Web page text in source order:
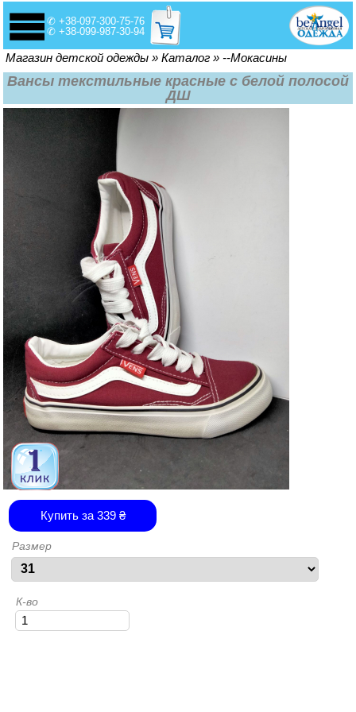
✆ +38-097-300-75-76
✆ +38-099-987-30-94
Вы здесь
Магазин детской одежды » Каталог » --Мокасины
Вансы текстильные красные с белой полосой
ДШ
Купить за 339₴
Размер
К-во